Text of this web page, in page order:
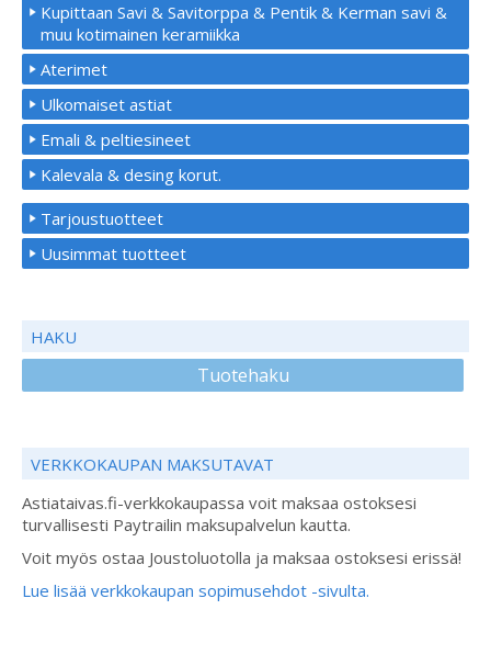
Kupittaan Savi & Savitorppa & Pentik & Kerman savi &
muu kotimainen keramiikka
Aterimet
Ulkomaiset astiat
Emali & peltiesineet
Kalevala & desing korut.
Tarjoustuotteet
Uusimmat tuotteet
HAKU
Tuotehaku
VERKKOKAUPAN MAKSUTAVAT
Astiataivas.fi-verkkokaupassa voit maksaa ostoksesi
turvallisesti Paytrailin maksupalvelun kautta.
Voit myös ostaa Joustoluotolla ja maksaa ostoksesi erissä!
Lue lisää verkkokaupan sopimusehdot -sivulta.